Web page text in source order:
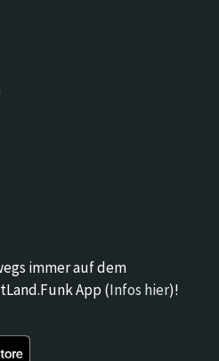
immer auf dem
App (Infos hier)!